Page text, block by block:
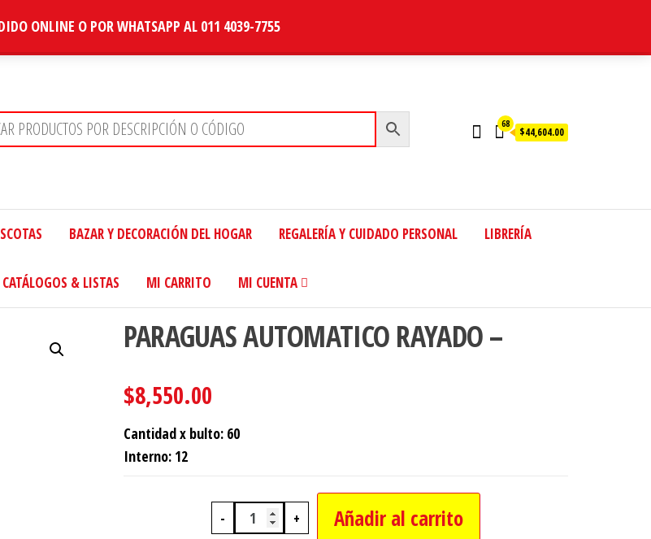
ONLINE O POR WHATSAPP AL 011 4039-7755
68
$44,604.00
BAZAR Y DECORACIÓN DEL HOGAR REGALERÍA Y CUIDADO PERSONAL LIBRERÍA
CATÁLOGOS & LISTAS MI CARRITO MI CUENTA
PARAGUAS AUTOMATICO RAYADO –
$8,550.00
Cantidad x bulto: 60
Interno: 12
-
PARAGUAS AUTOMATICO RAYADO - cantidad
+ Añadir al carrito